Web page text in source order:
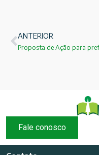
ANTERIOR
Fale conosco